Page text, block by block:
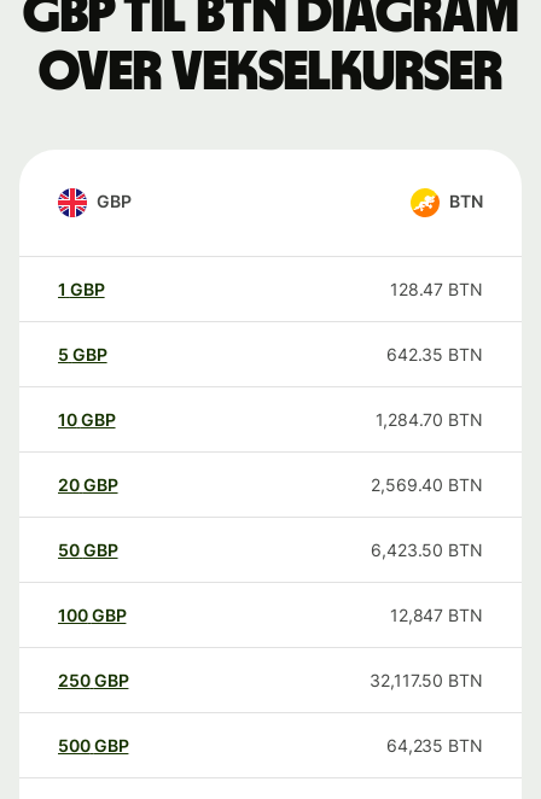
GBP til BTN Diagram
over vekselkurser
GBP BTN
1 GBP 128.47 BTN
5 GBP 642.35 BTN
10GBP 1,284.70 BTN
20GBP 2,569.40 BTN
50GBP 6,423.50 BTN
100GBP 12,847 BTN
250GBP 32,117.50 BTN
500GBP 64,235 BTN